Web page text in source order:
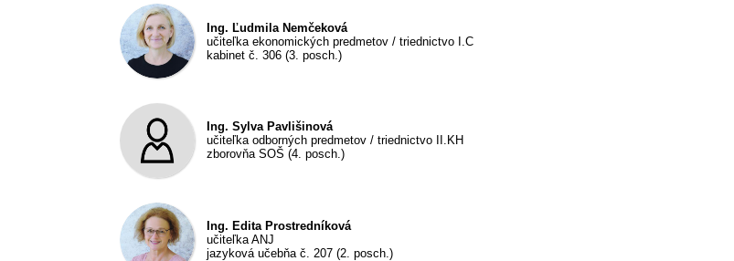
Ing. Ľudmila Nemčeková
učiteľka ekonomických predmetov / triednictvo I.C
kabinet č. 306 (3. posch.)
Ing. Sylva Pavlišinová
učiteľka odborných predmetov / triednictvo II.KH
zborovňa SOŠ (4. posch.)
Ing. Edita Prostredníková
učiteľka ANJ
jazyková učebňa č. 207 (2. posch.)